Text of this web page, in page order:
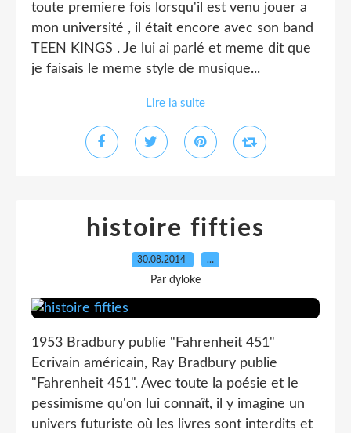
toute premiere fois lorsqu'il est venu jouer a
mon université , il était encore avec son band
TEEN KINGS . Je lui ai parlé et meme dit que
je faisais le meme style de musique...
Lire la suite
histoire fifties
30.08.2014 …
Par dyloke
1953 Bradbury publie "Fahrenheit 451"
Ecrivain américain, Ray Bradbury publie
"Fahrenheit 451". Avec toute la poésie et le
pessimisme qu'on lui connaît, il y imagine un
univers futuriste où les livres sont interdits et